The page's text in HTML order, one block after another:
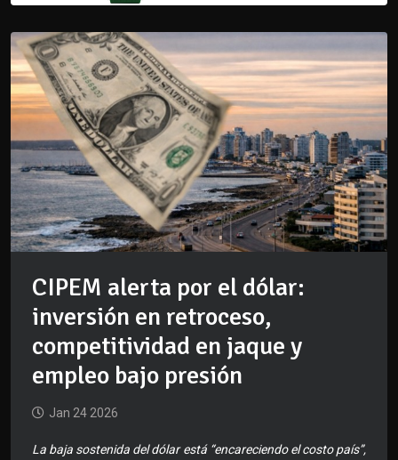
CIPEM alerta por el dólar:
inversión en retroceso,
competitividad en jaque y
empleo bajo presión
Jan 24 2026
La baja sostenida del dólar está “encareciendo el costo país”,